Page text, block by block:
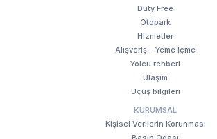
Duty Free
Otopark
Hizmetler
Alışveriş - Yeme İçme
Yolcu rehberi
Ulaşım
Uçuş bilgileri
KURUMSAL
Kişisel Verilerin Korunması